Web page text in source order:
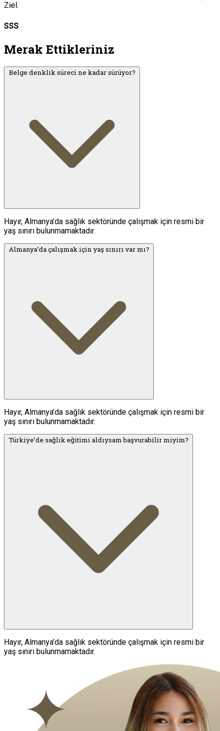
Ziel.
SSS
Merak Ettikleriniz
Belge denklik süreci ne kadar sürüyor?
Hayır, Almanya’da sağlık sektöründe çalışmak için resmi bir
yaş sınırı bulunmamaktadır.
Almanya’da çalışmak için yaş sınırı var mı?
Hayır, Almanya’da sağlık sektöründe çalışmak için resmi bir
yaş sınırı bulunmamaktadır.
Türkiye’de sağlık eğitimi aldıysam başvurabilir miyim?
Hayır, Almanya’da sağlık sektöründe çalışmak için resmi bir
yaş sınırı bulunmamaktadır.